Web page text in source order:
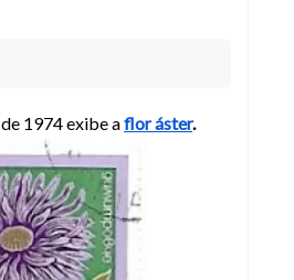
de 1974 exibe aflor áster.